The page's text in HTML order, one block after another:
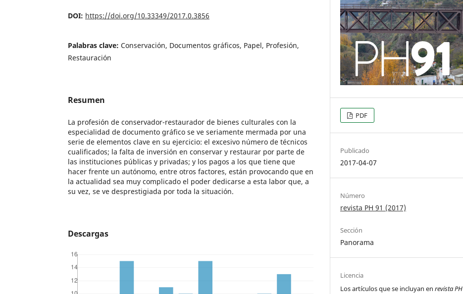
DOI: https://doi.org/10.33349/2017.0.3856
Palabras clave: Conservación, Documentos gráficos, Papel, Profesión,
Restauración
Resumen
La profesión de conservador-restaurador de bienes culturales con la
especialidad de documento gráfico se ve seriamente mermada por una
serie de elementos clave en su ejercicio: el excesivo número de técnicos
cualificados; la falta de inversión en conservar y restaurar por parte de
las instituciones públicas y privadas; y los pagos a los que tiene que
hacer frente un autónomo, entre otros factores, están provocando que en
la actualidad sea muy complicado el poder dedicarse a esta labor que, a
su vez, se ve desprestigiada por toda la situación.
Descargas
PDF
Publicado
2017-04-07
Número
revista PH 91 (2017)
Sección
Panorama
Licencia
Los artículos que se incluyan enrevista PH